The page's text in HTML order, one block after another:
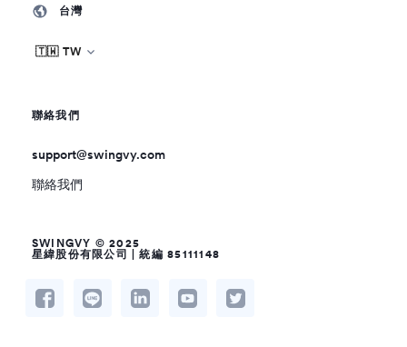
台灣
🇹🇼 TW
聯絡我們
support@swingvy.com
聯絡我們
SWINGVY © 2025
星緯股份有限公司 | 統編 85111148